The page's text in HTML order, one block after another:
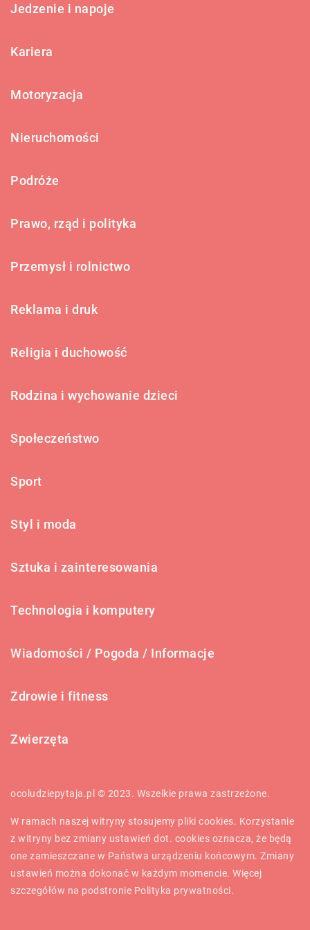
Jedzenie i napoje
Kariera
Motoryzacja
Nieruchomości
Podróże
Prawo, rząd i polityka
Przemysł i rolnictwo
Reklama i druk
Religia i duchowość
Rodzina i wychowanie dzieci
Społeczeństwo
Sport
Styl i moda
Sztuka i zainteresowania
Technologia i komputery
Wiadomości / Pogoda / Informacje
Zdrowie i fitness
Zwierzęta
ocoludziepytaja.pl © 2023. Wszelkie prawa zastrzeżone.
W ramach naszej witryny stosujemy pliki cookies. Korzystanie
z witryny bez zmiany ustawień dot. cookies oznacza, że będą
one zamieszczane w Państwa urządzeniu końcowym. Zmiany
ustawień można dokonać w każdym momencie. Więcej
szczegółów na podstronie Polityka prywatności.